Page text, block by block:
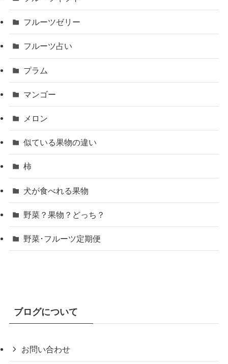
フルーツゼリー
フルーツ占い
プラム
マンゴー
メロン
似ている果物の違い
柿
犬が食べれる果物
野菜？果物？どっち？
野菜･フルーツ定期便
ブログについて
お問い合わせ